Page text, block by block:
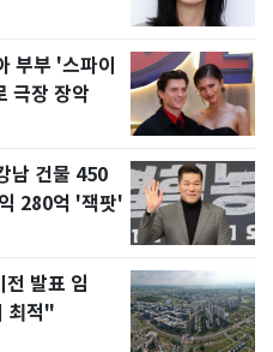
부부 '스파이
극장 장악
남 건물 450
280억 '잭팟'
발표 임
최적"